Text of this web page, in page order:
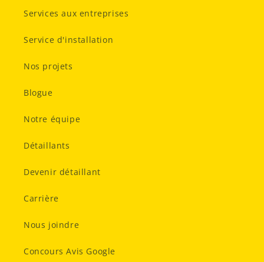
Services aux entreprises
Service d'installation
Nos projets
Blogue
Notre équipe
Détaillants
Devenir détaillant
Carrière
Nous joindre
Concours Avis Google